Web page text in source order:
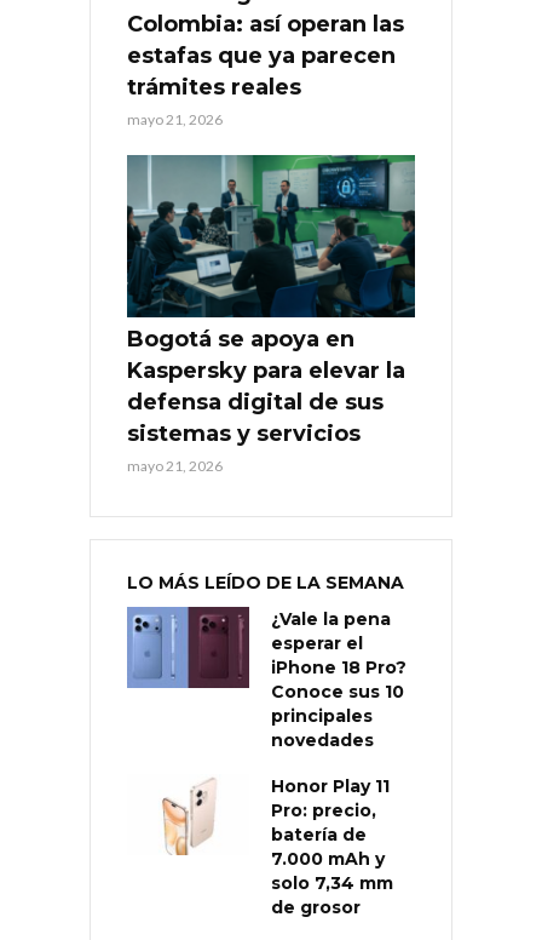
Colombia: así operan las
estafas que ya parecen
trámites reales
mayo 21, 2026
Bogotá se apoya en
Kaspersky para elevar la
defensa digital de sus
sistemas y servicios
mayo 21, 2026
LO MÁS LEÍDO DE LA SEMANA
¿Vale la pena
esperar el
iPhone 18 Pro?
Conoce sus 10
principales
novedades
Honor Play 11
Pro: precio,
batería de
7.000 mAh y
solo 7,34 mm
de grosor